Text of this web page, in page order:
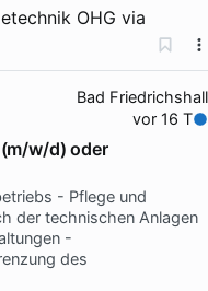
OHG via
Bad Friedrichshall
vor 16 T
w/d) oder
- Pflege und
der technischen Anlagen
-
des